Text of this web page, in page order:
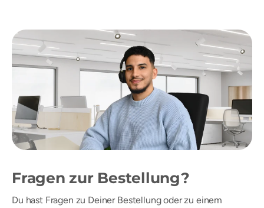
Fragen zur Bestellung?
Du hast Fragen zu Deiner Bestellung oder zu einem